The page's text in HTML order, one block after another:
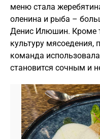
меню стала
оленина и рыба –
Денис Илюшин. Кроме
культуру мясоедения,
команда
становится сочным и